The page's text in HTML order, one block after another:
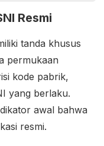
Resmi
tanda khusus
permukaan
kode pabrik,
yang berlaku.
awal bahwa
resmi.